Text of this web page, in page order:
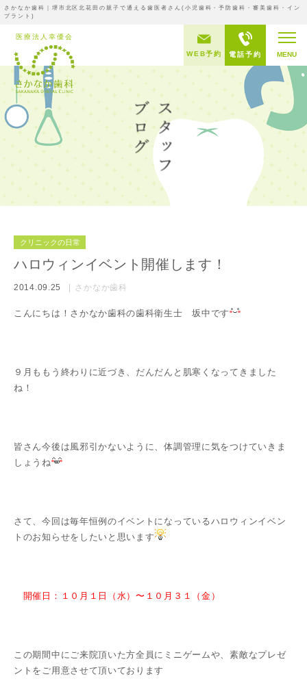
さかなか歯科｜堺市北区北花田の親子で通える歯医者さん(小児歯科・予防歯科・審美歯科・イン
プラント)
MENU
電話予約
WEB予約
クリニックの日常
ハロウィンイベント開催します！
2014.09.25 さかなか歯科
こんにちは！さかなか歯科の歯科衛生士 坂中です
９月ももう終わりに近づき、だんだんと肌寒くなってきました
ね！
皆さん今後は風邪引かないように、体調管理に気をつけていきま
しょうね
さて、今回は毎年恒例のイベントになっているハロウィンイベン
トのお知らせをしたいと思います
開催日：１０月１日（水）〜１０月３１（金）
この期間中にご来院頂いた方全員にミニゲームや、素敵なプレゼ
ントをご用意させて頂いております